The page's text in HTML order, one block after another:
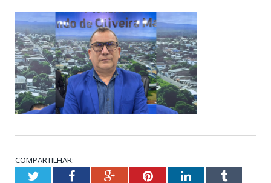
COMPARTILHAR:
TwitterFacebookGoogle+PinterestLinkedInTumblr